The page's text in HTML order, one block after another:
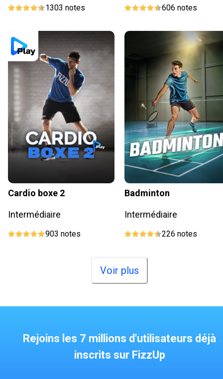
1303 notes 606 notes
Cardio boxe 2
Intermédiaire
903 notes
Badminton
Intermédiaire
226 notes
Voir plus
Rejoins les 7 millions d'utilisateurs déjà
inscrits sur FizzUp